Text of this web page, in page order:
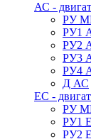
АС -
РУ
РУ1
РУ2
РУ3
РУ4
Д АС
ЕС -
РУ
РУ1
РУ2